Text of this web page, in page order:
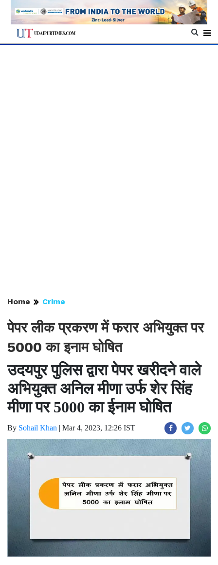
Home Crime
पेपर लीक प्रकरण में फरार अभियुक्त पर
5000 का इनाम घोषित
उदयपुर पुलिस द्वारा पेपर खरीदने वाले
अभियुक्त अनिल मीणा उर्फ शेर सिंह
मीणा पर 5000 का ईनाम घोषित
By Sohail Khan | Mar 4, 2023, 12:26 IST